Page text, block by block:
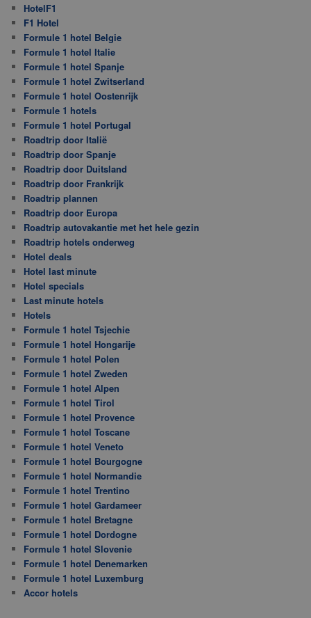
HotelF1
F1 Hotel
Formule 1 hotel Belgie
Formule 1 hotel Italie
Formule 1 hotel Spanje
Formule 1 hotel Zwitserland
Formule 1 hotel Oostenrijk
Formule 1 hotels
Formule 1 hotel Portugal
Roadtrip door Italië
Roadtrip door Spanje
Roadtrip door Duitsland
Roadtrip door Frankrijk
Roadtrip plannen
Roadtrip door Europa
Roadtrip autovakantie met het hele gezin
Roadtrip hotels onderweg
Hotel deals
Hotel last minute
Hotel specials
Last minute hotels
Hotels
Formule 1 hotel Tsjechie
Formule 1 hotel Hongarije
Formule 1 hotel Polen
Formule 1 hotel Zweden
Formule 1 hotel Alpen
Formule 1 hotel Tirol
Formule 1 hotel Provence
Formule 1 hotel Toscane
Formule 1 hotel Veneto
Formule 1 hotel Bourgogne
Formule 1 hotel Normandie
Formule 1 hotel Trentino
Formule 1 hotel Gardameer
Formule 1 hotel Bretagne
Formule 1 hotel Dordogne
Formule 1 hotel Slovenie
Formule 1 hotel Denemarken
Formule 1 hotel Luxemburg
Accor hotels